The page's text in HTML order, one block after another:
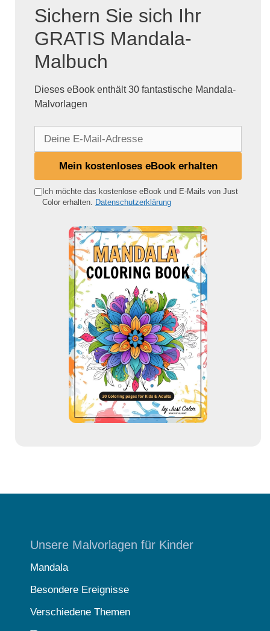
Sichern Sie sich Ihr
GRATIS Mandala-
Malbuch
Dieses eBook enthält 30 fantastische Mandala-
Malvorlagen
e
Mein kostenloses eBook erhalten
Ich möchte das kostenlose eBook und E-Mails von Just
Color erhalten. Datenschutzerklärung
Unsere Malvorlagen für Kinder
Mandala
Besondere Ereignisse
Verschiedene Themen